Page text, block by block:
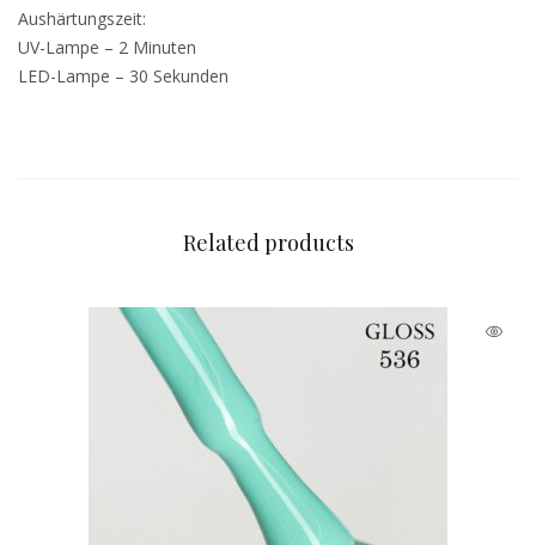
Aushärtungszeit:
UV-Lampe – 2 Minuten
LED-Lampe – 30 Sekunden
Related products